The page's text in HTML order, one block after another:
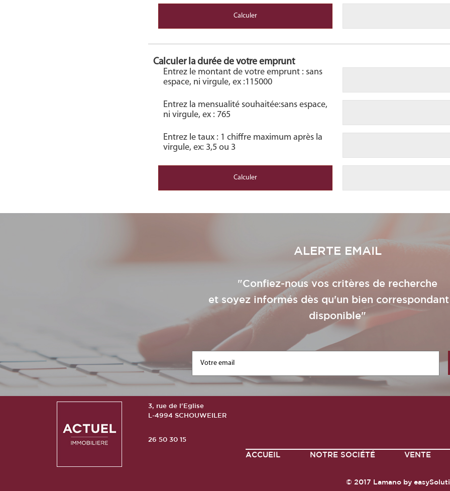
Calculer la durée de votre emprunt
Entrez le montant de votre emprunt : sans
espace, ni virgule, ex :115000
Entrez la mensualité souhaitée:sans espace,
ni virgule, ex : 765
Entrez le taux : 1 chiffre maximum après la
virgule, ex: 3,5 ou 3
ALERTE EMAIL
"Confiez-nous vos critères de recherche
et soyez informés dès qu'un bien
disponible"
3, rue de l'Eglise
L-4994 SCHOUWEILER
26 50 30 15
ACCUEIL NOTRE SOCIÉTÉ VENTE
© 2017 Lamano by